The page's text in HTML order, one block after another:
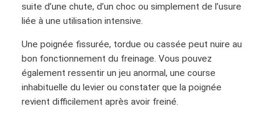
suite d’une chute, d’un choc ou simplement de l’usure
liée à une utilisation intensive.
Une poignée fissurée, tordue ou cassée peut nuire au
bon fonctionnement du freinage. Vous pouvez
également ressentir un jeu anormal, une course
inhabituelle du levier ou constater que la poignée
revient difficilement après avoir freiné.